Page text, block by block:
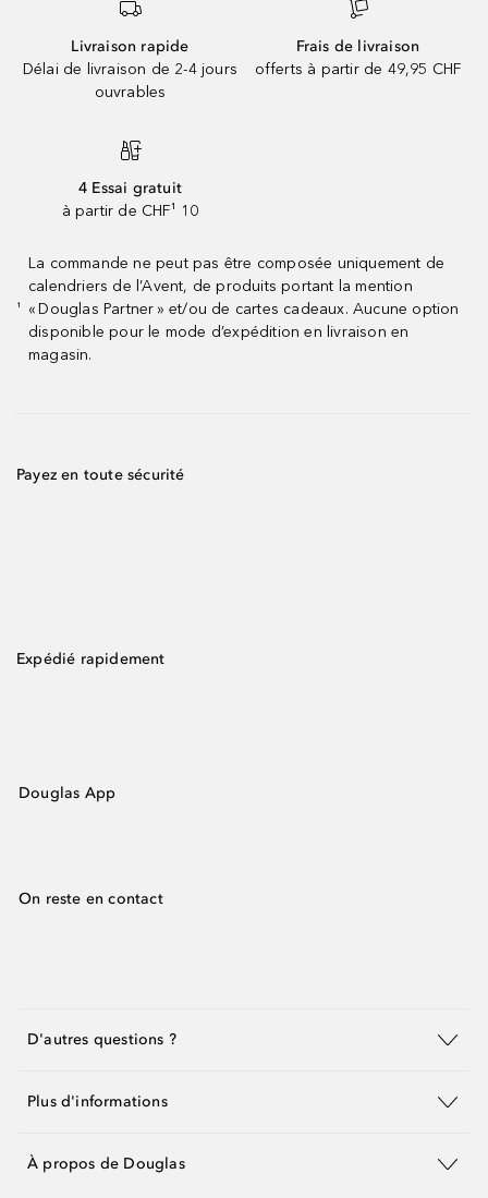
Livraison rapide
Délai de livraison de 2-4 jours
ouvrables
Frais de livraison
offerts à partir de 49,95 CHF
4 Essai gratuit
à partir de CHF¹ 10
¹
La commande ne peut pas être composée uniquement de
calendriers de l’Avent, de produits portant la mention
« Douglas Partner » et/ou de cartes cadeaux. Aucune option
disponible pour le mode d’expédition en livraison en
magasin.
Payez en toute sécurité
Expédié rapidement
Douglas App
On reste en contact
D'autres questions ?
Plus d'informations
À propos de Douglas